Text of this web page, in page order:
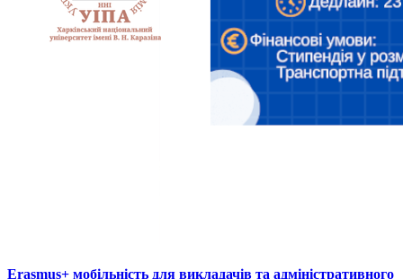
Erasmus+ мобільність для викладачів та адміністративного